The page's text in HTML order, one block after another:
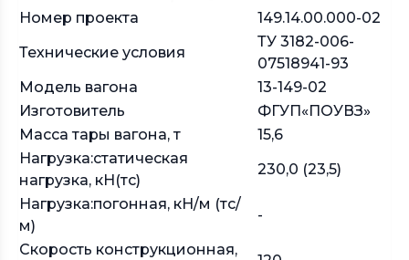
Номер проекта
149.14.00.000-02
Технические условия
ТУ 3182-006-
07518941-93
Модель вагона
13-149-02
Изготовитель
ФГУП«ПОУВЗ»
Масса тары вагона, т
15,6
Нагрузка:статическая
нагрузка, кН(тс)
230,0 (23,5)
Нагрузка:погонная, кН/м (тс/
м)
-
Скорость конструкционная,